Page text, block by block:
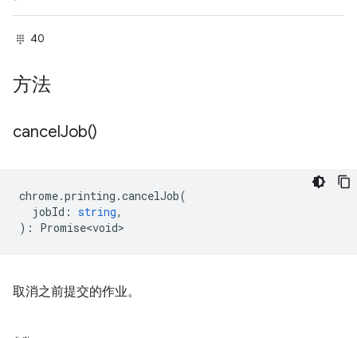
40
方法
cancelJob()
chrome.printing .cancelJob(
jobId : string,
) : Promise<void>
取消之前提交的作业。